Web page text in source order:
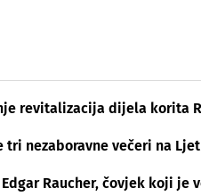
revitalizacija dijela korita
nezaboravne večeri na
Raucher, čovjek koji je